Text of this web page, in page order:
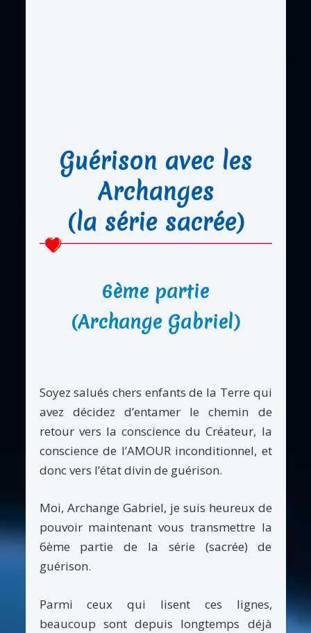
Guérison avec les
Archanges
(la série sacrée)
6ème partie
(Archange Gabriel)
Soyez salués chers enfants de la Terre qui
avez décidez d’entamer le chemin de
retour vers la conscience du Créateur, la
conscience de l’AMOUR inconditionnel, et
donc vers l’état divin de guérison.
Moi, Archange Gabriel, je suis heureux de
pouvoir maintenant vous transmettre la
6ème partie de la série (sacrée) de
guérison.
Parmi ceux qui lisent ces lignes,
beaucoup sont depuis longtemps déjà